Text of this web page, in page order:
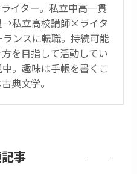
イター。私立中高一貫
私立高校講師×ライタ
ンスに転職。持続可能
を目指して活動してい
。趣味は手帳を書くこ
典文学。
事